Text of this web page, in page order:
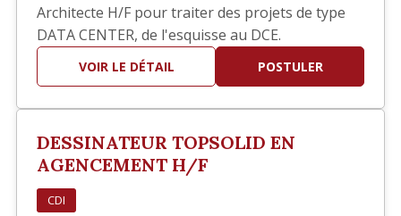
Architecte H/F pour traiter des projets de type
DATA CENTER, de l'esquisse au DCE.
VOIR LE DÉTAIL POSTULER
DESSINATEUR TOPSOLID EN
AGENCEMENT H/F
CDI